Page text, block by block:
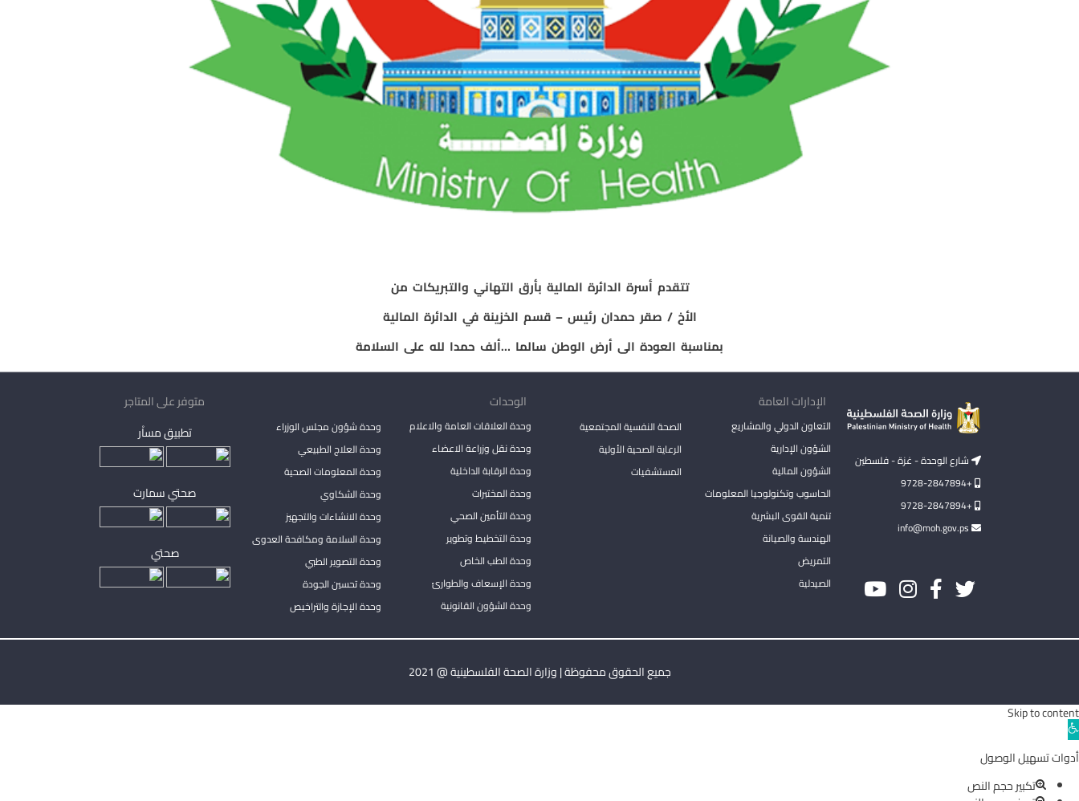
تتقدم أسرة الدائرة المالية بأرق التهاني والتبريكات من
الأخ / صقر حمدان رئيس – قسم الخزينة في الدائرة المالية
بمناسبة العودة الى أرض الوطن سالما …ألف حمدا لله على السلامة
شارع الوحدة - غزة - فلسطين
+9728-2847894
+9728-2847894
الإدارات العامة
التعاون الدولي والمشاريع
الشؤون الإدارية
الشؤون المالية
الحاسوب وتكنولوجيا المعلومات
تنمية القوى البشرية
الهندسة والصيانة
التمريض
الصيدلية
الصحة النفسية المجتمعية
الرعاية الصحية الأولية
المستشفيات
الوحدات
وحدة العلاقات العامة والاعلام
وحدة نقل وزراعة الاعضاء
وحدة الرقابة الداخلية
وحدة المختبرات
وحدة التأمين الصحي
وحدة التخطيط وتطوير
وحدة الطب الخاص
وحدة الإسعاف والطوارئ
وحدة الشؤون القانونية
وحدة شؤون مجلس الوزراء
وحدة العلاج الطبيعي
وحدة المعلومات الصحية
وحدة الشكاوي
وحدة الانشاءات والتجهيز
وحدة السلامة ومكافحة العدوى
وحدة التصوير الطبي
وحدة تحسين الجودة
وحدة الإجازة والتراخيص
متوفر على المتاجر
تطبيق مساْر
صحتي سمارت
صحتي
جميع الحقوق محفوظة | وزارة الصحة الفلسطينية @ 2021
Skip to content
Open
toolbar
أدوات تسهيل الوصول
تكبير حجم النص